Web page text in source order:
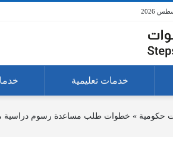
خدمات تعليمية
حكومية » خطوات طلب مساعدة رسوم دراسية